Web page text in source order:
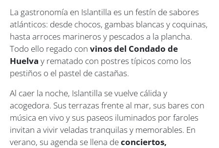
La gastronomía en Islantilla es un festín de sabores
atlánticos: desde chocos, gambas blancas y coquinas,
hasta arroces marineros y pescados a la plancha.
Todo ello regado con vinos del Condado de
Huelva y rematado con postres típicos como los
pestiños o el pastel de castañas.
Al caer la noche, Islantilla se vuelve cálida y
acogedora. Sus terrazas frente al mar, sus bares con
música en vivo y sus paseos iluminados por faroles
invitan a vivir veladas tranquilas y memorables. En
verano, su agenda se llena deconciertos,